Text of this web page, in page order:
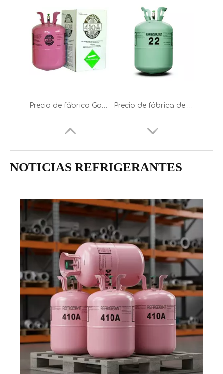
Precio de fábrica Gas refrigerante mixto R410A a la venta Precio de fábrica de 16 años Cilindro de 13,6 kg Freón R22 Gas refrigerante
Fabricante chino de gas mixto R404A (bote, cilindro, tanque ISO)
NOTICIAS REFRIGERANTES